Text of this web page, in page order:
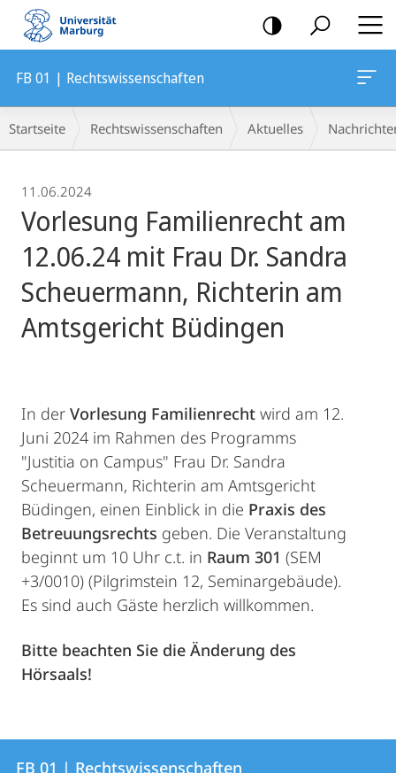
Mobile-
Navigation
FB 01 | Rechtswissenschaften
Breadcrumb-
Navigation
Startseite Rechtswissenschaften Aktuelles
11.06.2024
Vorlesung Familienrecht am
12.06.24 mit Frau Dr. Sandra
Scheuermann, Richterin am
Amtsgericht Büdingen
In der Vorlesung Familienrecht wird am 12.
Juni 2024 im Rahmen des Programms
"Justitia on Campus" Frau Dr. Sandra
Scheuermann, Richterin am Amtsgericht
Büdingen, einen Einblick in die Praxis des
Betreuungsrechts geben. Die Veranstaltung
beginnt um 10 Uhr c.t. in Raum 301 (SEM
+3/0010) (Pilgrimstein 12, Seminargebäude).
Es sind auch Gäste herzlich willkommen.
Bitte beachten Sie die Änderung des
Hörsaals!
Kontakt
Kontaktinformationen
FB 01 | Rechtswissenschaften